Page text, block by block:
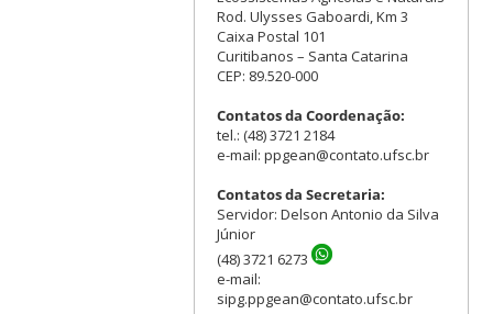
Rod. Ulysses Gaboardi, Km 3
Caixa Postal 101
Curitibanos – Santa Catarina
CEP: 89.520-000
Contatos da Coordenação:
tel.: (48) 3721 2184
e-mail: ppgean@contato.ufsc.br
Contatos da Secretaria:
Servidor: Delson Antonio da Silva
Júnior
(48) 3721 6273
e-mail:
sipg.ppgean@contato.ufsc.br